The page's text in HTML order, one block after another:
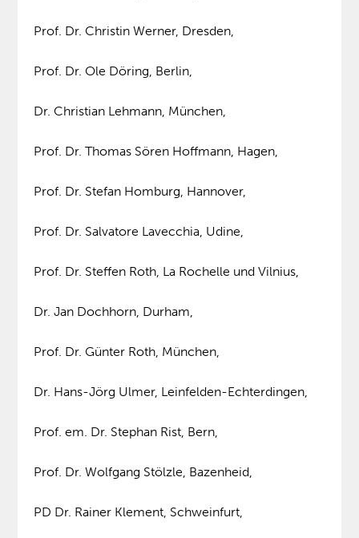
Prof. Dr. Christin Werner, Dresden,
Prof. Dr. Ole Döring, Berlin,
Dr. Christian Lehmann, München,
Prof. Dr. Thomas Sören Hoffmann, Hagen,
Prof. Dr. Stefan Homburg, Hannover,
Prof. Dr. Salvatore Lavecchia, Udine,
Prof. Dr. Steffen Roth, La Rochelle und Vilnius,
Dr. Jan Dochhorn, Durham,
Prof. Dr. Günter Roth, München,
Dr. Hans-Jörg Ulmer, Leinfelden-Echterdingen,
Prof. em. Dr. Stephan Rist, Bern,
Prof. Dr. Wolfgang Stölzle, Bazenheid,
PD Dr. Rainer Klement, Schweinfurt,